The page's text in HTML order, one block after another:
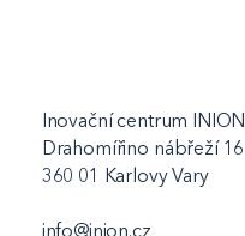
Inovační centrum INION
Drahomířino nábřeží 16
360 01 Karlovy Vary
info@inion.cz